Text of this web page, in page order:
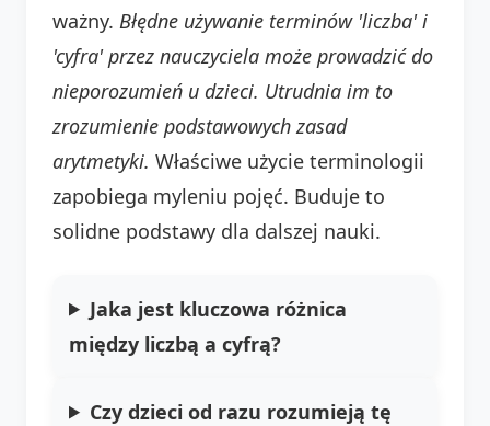
ważny. Błędne używanie terminów 'liczba' i
'cyfra' przez nauczyciela może prowadzić do
nieporozumień u dzieci. Utrudnia im to
zrozumienie podstawowych zasad
arytmetyki. Właściwe użycie terminologii
zapobiega myleniu pojęć. Buduje to
solidne podstawy dla dalszej nauki.
Jaka jest kluczowa różnica
między liczbą a cyfrą?
Czy dzieci od razu rozumieją tę